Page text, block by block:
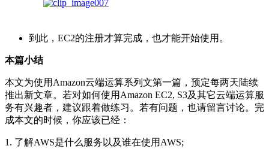
到此，EC2的注册才算完成，也才能开始使用。
本篇小结
本文为使用Amazon云端运算系列文第一篇，预定每两天陆续
推出新文章。若对如何使用Amazon EC2, S3及其它云端运算服
务有兴趣者，建议跟着做练习。若有问题，也请留言讨论。完
成本文的时候，你应该已经：
1. 了解AWS是什么服务以及谁在使用AWS;